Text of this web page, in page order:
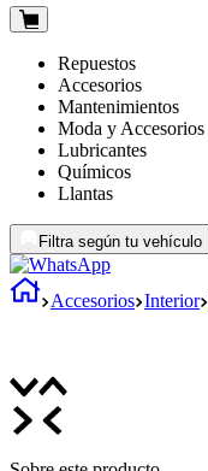
Repuestos
Accesorios
Mantenimientos
Moda y Accesorios
Lubricantes
Químicos
Llantas
Filtra según tu vehículo
Accesorios Interior